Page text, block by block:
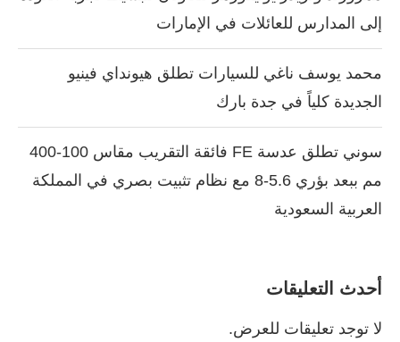
إلى المدارس للعائلات في الإمارات
محمد يوسف ناغي للسيارات تطلق هيونداي فينيو
الجديدة كلياً في جدة بارك
سوني تطلق عدسة FE فائقة التقريب مقاس 100-400
مم ببعد بؤري 5.6-8 مع نظام تثبيت بصري في المملكة
العربية السعودية
أحدث التعليقات
لا توجد تعليقات للعرض.